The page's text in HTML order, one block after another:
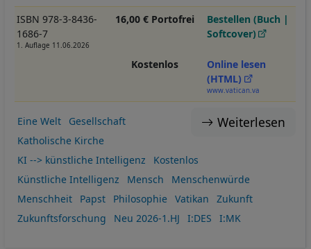
ISBN 978-3-8436-
1686-7
1. Auflage 11.06.2026
16,00 € Portofrei
Bestellen (Buch |
Softcover)
Kostenlos
Online lesen
(HTML)
www.vatican.va
Weiterlesen
Eine Welt
Gesellschaft
Katholische Kirche
KI --> künstliche Intelligenz
Kostenlos
Künstliche Intelligenz
Mensch
Menschenwürde
Menschheit
Papst Philosophie Vatikan
Zukunft
Zukunftsforschung
Neu 2026-1.HJ I:DES I:MK